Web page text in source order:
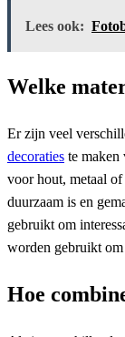
Lees ook:
Welke
Er zijn veel
decoraties te maken
voor hout, metaal
duurzaam is en
gebruikt om
worden gebruikt
Hoe